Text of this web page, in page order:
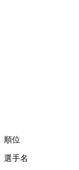
順位
選手名